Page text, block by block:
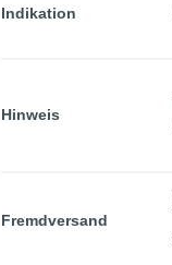
Indikation
Hinweis
Fremdversand